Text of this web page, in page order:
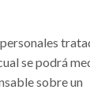
se podrá
sobre un